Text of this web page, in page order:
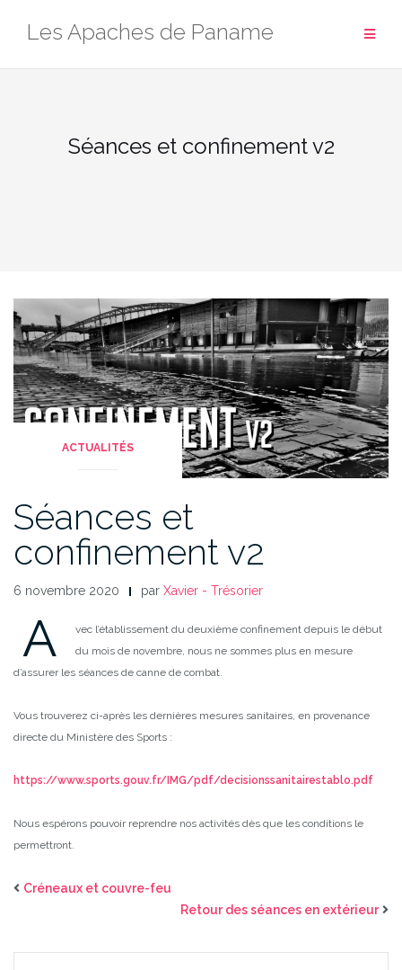
Les Apaches de Paname
Séances et confinement v2
ACTUALITÉS
Séances et
confinement v2
6 novembre 2020 par Xavier - Trésorier
A
vec l’établissement du deuxième confinement depuis le début
du mois de novembre, nous ne sommes plus en mesure
d’assurer les séances de canne de combat.
Vous trouverez ci-après les dernières mesures sanitaires, en provenance
directe du Ministère des Sports :
https://www.sports.gouv.fr/IMG/pdf/decisionssanitairestablo.pdf
Nous espérons pouvoir reprendre nos activités dès que les conditions le
permettront.
Créneaux et couvre-feu
Retour des séances en extérieur